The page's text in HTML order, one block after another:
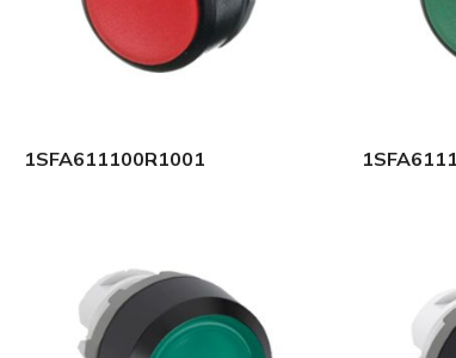
1SFA611100R1001